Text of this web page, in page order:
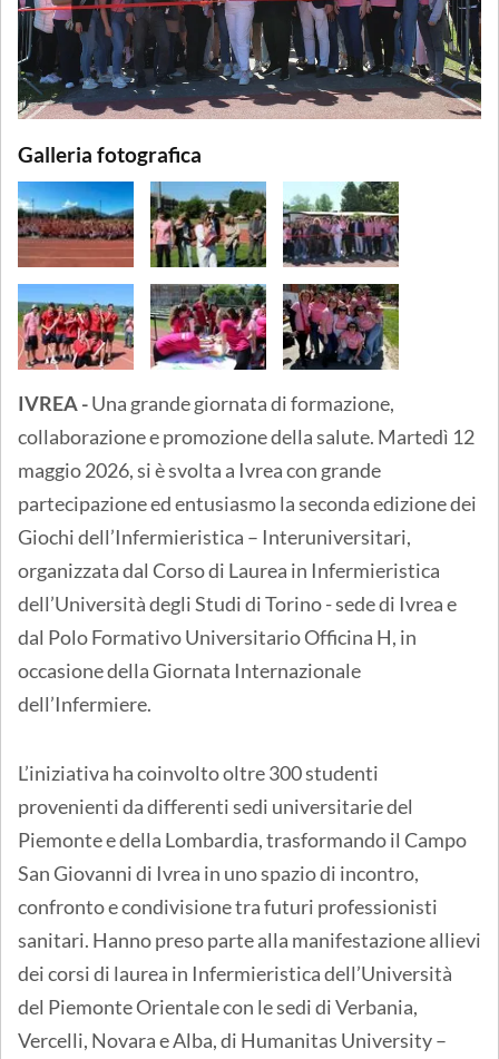
Galleria fotografica
IVREA -Una grande giornata di formazione,
collaborazione e promozione della salute. Martedì 12
maggio 2026, si è svolta a Ivrea con grande
partecipazione ed entusiasmo la seconda edizione dei
Giochi dell’Infermieristica – Interuniversitari,
organizzata dal Corso di Laurea in Infermieristica
dell’Università degli Studi di Torino - sede di Ivrea e
dal Polo Formativo Universitario Officina H, in
occasione della Giornata Internazionale
dell’Infermiere.
L’iniziativa ha coinvolto oltre 300 studenti
provenienti da differenti sedi universitarie del
Piemonte e della Lombardia, trasformando il Campo
San Giovanni di Ivrea in uno spazio di incontro,
confronto e condivisione tra futuri professionisti
sanitari. Hanno preso parte alla manifestazione allievi
dei corsi di laurea in Infermieristica dell’Università
del Piemonte Orientale con le sedi di Verbania,
Vercelli, Novara e Alba, di Humanitas University –